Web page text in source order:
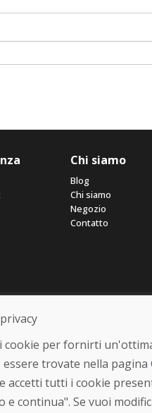
Chi siamo
Blog
Chi siamo
Negozio
Contatto
cookie per fornirti
trovate nella
accetti tutti i cookie
e continua". Se vuoi